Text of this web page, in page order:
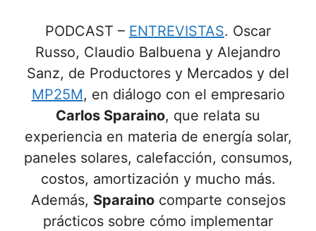
PODCAST – ENTREVISTAS. Oscar
Russo, Claudio Balbuena y Alejandro
Sanz, de Productores y Mercados y del
MP25M, en diálogo con el empresario
Carlos Sparaino, que relata su
experiencia en materia de energía solar,
paneles solares, calefacción, consumos,
costos, amortización y mucho más.
Además, Sparainocomparte consejos
prácticos sobre cómo implementar